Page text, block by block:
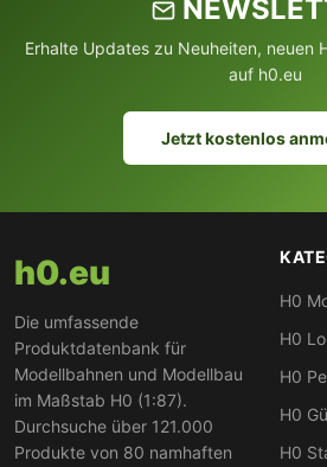
Erhalte Updates zu Neuheiten, neuen
auf h0.eu
Jetzt kostenlos
h0.eu
Die umfassende
Produktdatenbank für
Modellbahnen und Modellbau
im Maßstab H0 (1:87).
Durchsuche über 121.000
Produkte von 80 namhaften
H0
H0
H0
H0
H0